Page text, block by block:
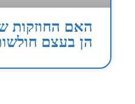
האם החוזקות
הן בעצם